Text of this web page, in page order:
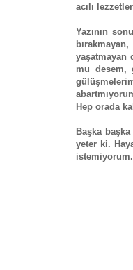
acılı
Yazının
yaşatmayan
mu desem,
Hep orada
Başka
yeter ki.